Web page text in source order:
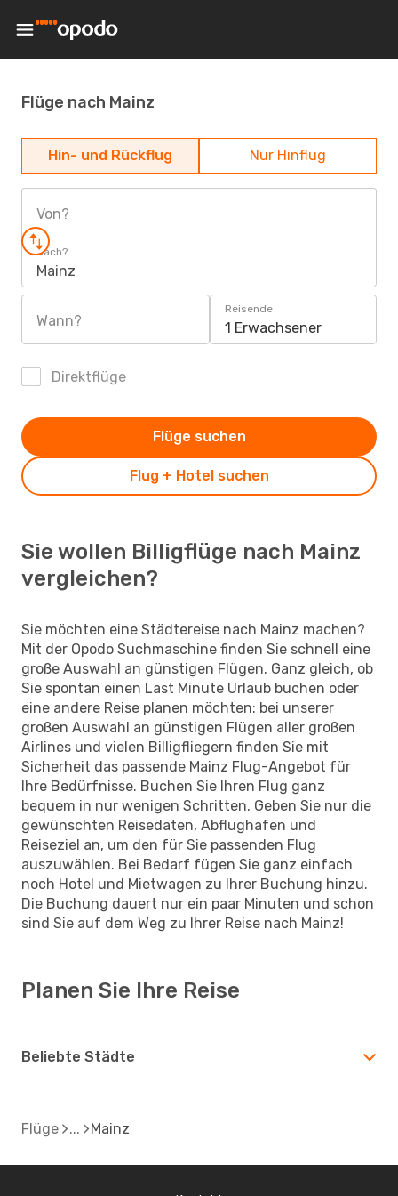
Flüge nach Mainz
Hin- und Rückflug Nur Hinflug
Von?
Nach?
Mainz
Wann?
Reisende
1 Erwachsener
Direktflüge
Flug + Hotel suchen
Flüge suchen
Sie wollen Billigflüge nach Mainz
vergleichen?
Sie möchten eine Städtereise nach Mainz machen?
Mit der Opodo Suchmaschine finden Sie schnell eine
große Auswahl an günstigen Flügen. Ganz gleich, ob
Sie spontan einen Last Minute Urlaub buchen oder
eine andere Reise planen möchten: bei unserer
großen Auswahl an günstigen Flügen aller großen
Airlines und vielen Billigfliegern finden Sie mit
Sicherheit das passende Mainz Flug-Angebot für
Ihre Bedürfnisse. Buchen Sie Ihren Flug ganz
bequem in nur wenigen Schritten. Geben Sie nur die
gewünschten Reisedaten, Abflughafen und
Reiseziel an, um den für Sie passenden Flug
auszuwählen. Bei Bedarf fügen Sie ganz einfach
noch Hotel und Mietwagen zu Ihrer Buchung hinzu.
Die Buchung dauert nur ein paar Minuten und schon
sind Sie auf dem Weg zu Ihrer Reise nach Mainz!
Planen Sie Ihre Reise
Beliebte Städte
Flüge Mainz